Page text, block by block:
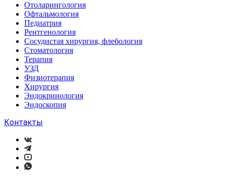
Отоларингология
Офтальмология
Педиатрия
Рентгенология
Сосудистая хирургия, флебология
Стоматология
Терапия
УЗД
Физиотерапия
Хирургия
Эндокринология
Эндоскопия
Контакты